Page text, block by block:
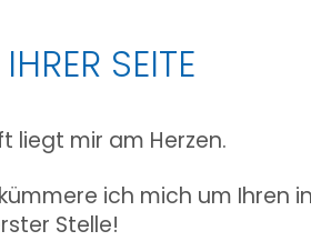
SEITE
liegt mir am Herzen.
ich mich um
Stelle!